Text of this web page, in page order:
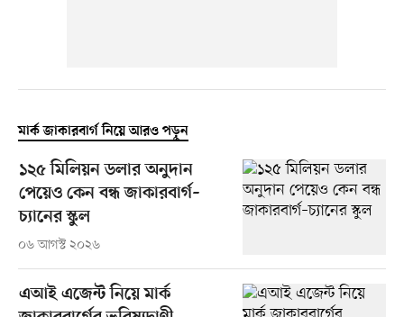
মার্ক জাকারবার্গ নিয়ে আরও পড়ুন
১২৫ মিলিয়ন ডলার অনুদান
পেয়েও কেন বন্ধ জাকারবার্গ–
চ্যানের স্কুল
০৬ আগস্ট ২০২৬
এআই এজেন্ট নিয়ে মার্ক